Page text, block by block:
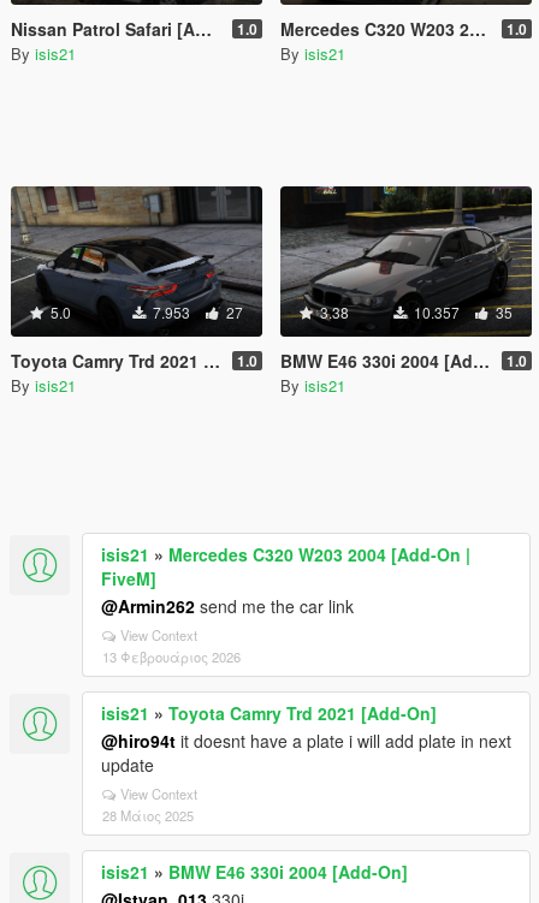
Nissan Patrol Safari [Add-On] 1.0
By isis21
Mercedes C320 W203 2004 [Add-On | FiveM] 1.0
By isis21
5.0 7.953 27
Toyota Camry Trd 2021 [Add-On] 1.0
By isis21
3.38 10.357 35
BMW E46 330i 2004 [Add-On] 1.0
By isis21
isis21 » Mercedes C320 W203 2004 [Add-On |
FiveM]
@Armin262 send me the car link
View Context
13 Φεβρουάριος 2026
isis21 » Toyota Camry Trd 2021 [Add-On]
@hiro94t it doesnt have a plate i will add plate in next
update
View Context
28 Μάιος 2025
isis21 » BMW E46 330i 2004 [Add-On]